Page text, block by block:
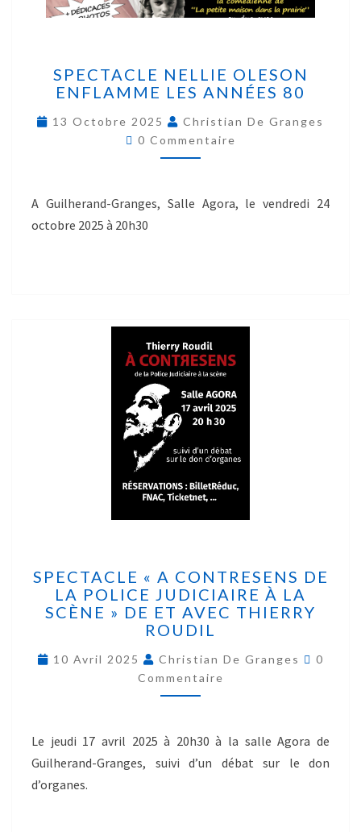
SPECTACLE NELLIE OLESON
ENFLAMME LES ANNÉES 80
13 Octobre 2025
Christian De Granges
0 Commentaire
A Guilherand-Granges, Salle Agora, le vendredi 24
octobre 2025 à 20h30
SPECTACLE « A CONTRESENS DE
LA POLICE JUDICIAIRE À LA
SCÈNE » DE ET AVEC THIERRY
ROUDIL
10 Avril 2025 Christian De Granges
0
Commentaire
Le jeudi 17 avril 2025 à 20h30 à la salle Agora de
Guilherand-Granges, suivi d’un débat sur le don
d’organes.